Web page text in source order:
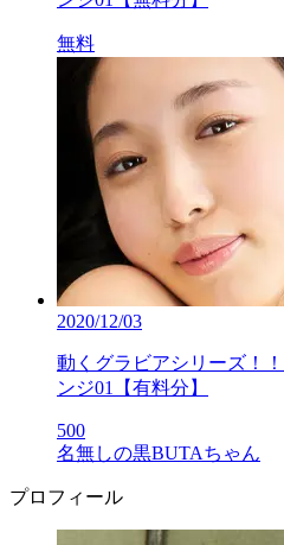
無料
2020/12/03
動くグラビアシリーズ！
ンジ01【有料分】
500
名無しの黒BUTAちゃん
プロフィール